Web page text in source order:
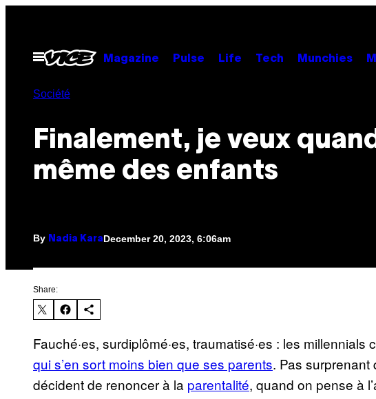
contentOpen
Menu
Magazine Pulse Life Tech Munchies
Société
Finalement, je veux quand
même des enfants
By Nadia KaraDecember 20, 2023, 6:06am
Share:
Fauché·es, surdiplômé·es, traumatisé·es : les
qui s’en sort moins bien que ses parents. Pas
décident de renoncer à la parentalité, quand on pense à